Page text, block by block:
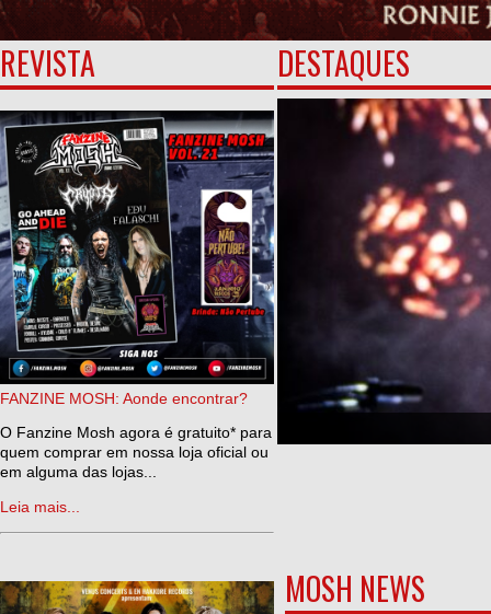
REVISTA
FANZINE MOSH: Aonde encontrar?
O Fanzine Mosh agora é gratuito* para
quem comprar em nossa loja oficial ou
em alguma das lojas...
Leia mais...
DESTAQUES
MOSH NEWS